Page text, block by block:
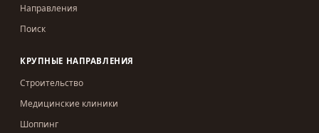
Направления
Поиск
КРУПНЫЕ НАПРАВЛЕНИЯ
Строительство
Медицинские клиники
Шоппинг